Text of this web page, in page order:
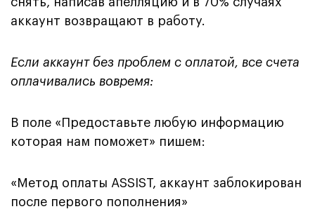
аккаунт возвращают в работу.
Если аккаунт без проблем с оплатой, все счета
оплачивались вовремя:
В поле «Предоставьте любую информацию
которая нам поможет» пишем:
«Метод оплаты ASSIST, аккаунт заблокирован
после первого пополнения»